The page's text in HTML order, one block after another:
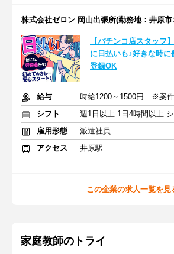
株式会社ゼロン 岡山出張所(勤務地：井原市
【パチンコ店スタッフ
に日払いも♪好きな時
登録OK
給与
時給1200～1500円 ※案件
シフト
雇用形態
派遣社員
アクセス
井原駅
この企業の求人一覧を見
家庭教師のトライ